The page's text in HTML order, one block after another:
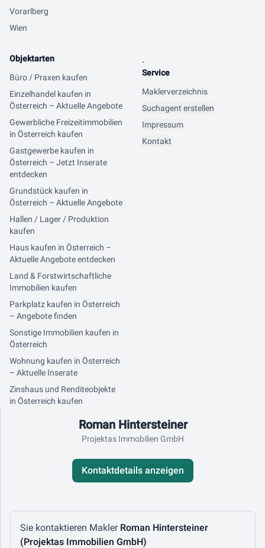
Vorarlberg
Wien
Objektarten
Büro / Praxen kaufen
Einzelhandel kaufen in
Österreich – Aktuelle Angebote
Gewerbliche Freizeitimmobilien
in Österreich kaufen
Gastgewerbe kaufen in
Österreich – Jetzt Inserate
entdecken
Grundstück kaufen in
Österreich – Aktuelle Angebote
Hallen / Lager / Produktion
kaufen
Haus kaufen in Österreich –
Aktuelle Angebote entdecken
Land & Forstwirtschaftliche
Immobilien kaufen
Parkplatz kaufen in Österreich
– Angebote finden
Sonstige Immobilien kaufen in
Österreich
Wohnung kaufen in Österreich
– Aktuelle Inserate
Zinshaus und Renditeobjekte
in Österreich kaufen
.
Service
Maklerverzeichnis
Suchagent erstellen
Impressum
Kontakt
Roman Hintersteiner
Projektas Immobilien GmbH
Kontaktdetails anzeigen
Nachricht schreiben
Sie kontaktieren Makler Roman Hintersteiner
(Projektas Immobilien GmbH)